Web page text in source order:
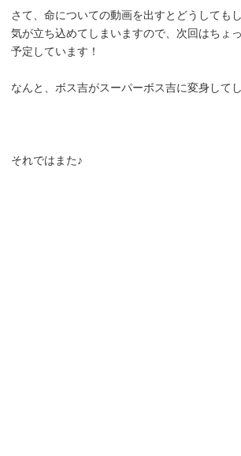
さて、命についての動画を出すとどうしても
気が立ち込めてしまいますので、次回はちょ
予定しています！
なんと、ボス吉がスーパーボス吉に変身して
それではまた♪